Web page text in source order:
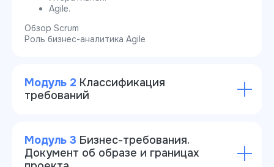
Agile.
Обзор Scrum
Роль бизнес-аналитика Agile
Модуль 2 Классификация
требований
Модуль 3 Бизнес-требования.
Документ об образе и границах